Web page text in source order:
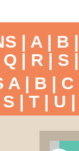
| A | B
Q | R | S
A | B | C
S | T| U